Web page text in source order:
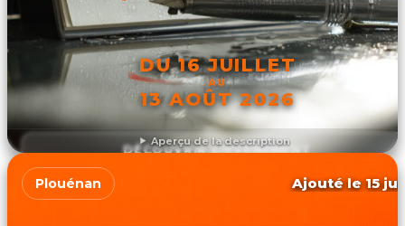
Aperçu de la description
DU 16 JUILLET
AU
13 AOÛT 2026
DÉCOUVRIR L'ÉVÉNEMENT
Plouénan Ajouté le 15